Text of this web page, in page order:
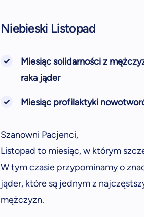
Niebieski Listopad
Miesiąc solidarności z
raka jąder
Miesiąc profilaktyki
Szanowni Pacjenci,
Listopad to miesiąc, w którym
W tym czasie przypominamy o
jąder, które są jednym z
mężczyzn.